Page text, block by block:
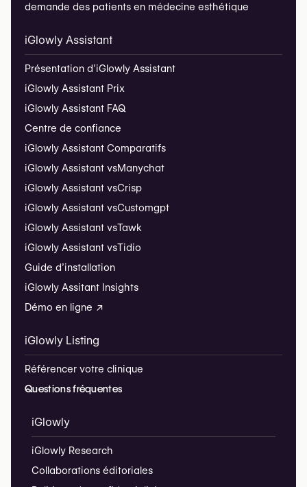
demande des patients en médecine esthétique
iGlowly Assistant
Présentation d’iGlowly Assistant
iGlowly Assistant Prix
iGlowly Assistant FAQ
Centre de confiance
iGlowly Assistant Comparatifs
iGlowly Assistant vsManychat
iGlowly Assistant vsCrisp
iGlowly Assistant vsCustomgpt
iGlowly Assistant vsTawk
iGlowly Assistant vsTidio
Guide d’installation
iGlowly Assitant Insights
Démo en ligne ↗
iGlowly Listing
Référencer votre clinique
Questions fréquentes
iGlowly
iGlowly Research
Collaborations éditoriales